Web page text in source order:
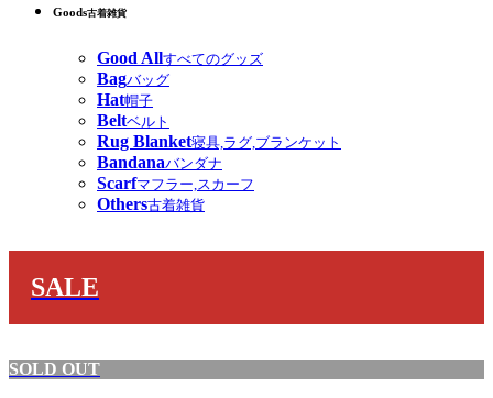
Goods古着雑貨
Good Allすべてのグッズ
Bagバッグ
Hat帽子
Beltベルト
Rug Blanket寝具,ラグ,ブランケット
Bandanaバンダナ
Scarfマフラー,スカーフ
Others古着雑貨
SALE
SOLD OUT